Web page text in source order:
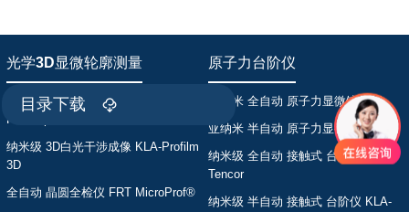
目录下载
光学3D显微轮廓测量
多功能 光谱共聚焦3D轮廓仪
FocalSpec
纳米级 3D白光干涉成像 KLA-Profilm
3D
全自动 晶圆全检仪 FRT MicroProf®
原子力台阶仪
亚纳米 全自动 原子力显微镜 Park
亚纳米 半自动 原子力显微镜 Park
纳米级 全自动 接触式 台阶仪 KLA-
Tencor
纳米级 半自动 接触式 台阶仪 KLA-